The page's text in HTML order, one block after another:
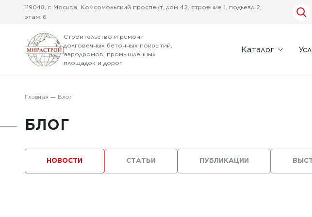
119048, г. Москва, Комсомольский проспект, дом 42, строение 1, подъезд 2,
этаж 6
Строительство и ремонт
долговечных бетонных покрытий,
аэродромов, промышленных
площадок и дорог
Каталог
Главная Блог
БЛОГ
ПУБЛИКАЦИИ
НОВОСТИ СТАТЬИ